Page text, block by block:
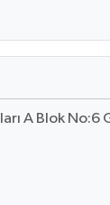
A Blok No:6